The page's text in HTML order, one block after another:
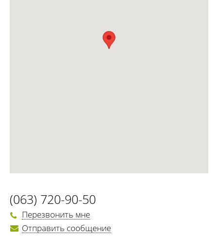
(063) 720-90-50
Перезвонить мне
Отправить сообщение